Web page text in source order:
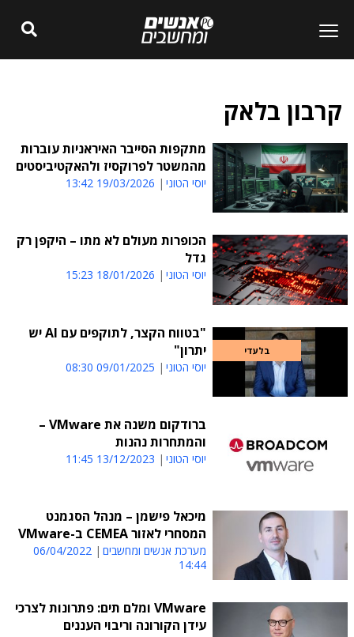
קרבון בלאק
מתקפות הסייבר האיראניות עוברות
מהמשטר לפרוקסיז ולהאקטיביסטים
יוסי הטוני 19/03/2026 13:42
הכופרות מעולם לא מתו – היקפן רק
גדל
יוסי הטוני 18/01/2026 15:23
בלעדי
"בטווח הקצר, לתוקפים עם AI יש
יתרון"
יוסי הטוני 09/01/2025 08:30
ברודקום משנה את VMware –
והמתחרות נהנות
יוסי הטוני 13/12/2023 11:45
מיכאל פישמן – מנהל הסגמנט
המסחרי לאזור CEMEA ב-VMware
מערכת אנשים ומחשבים
06/04/2022
14:44
VMware ומלם תים: פתרונות לצרכי
עידן הקורונה וריבוי העננים